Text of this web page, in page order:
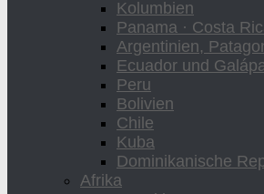
Kolumbien
Panama · Costa
Argentinien,
Ecuador und
Peru
Bolivien
Chile
Kuba
Dominikanische
Afrika